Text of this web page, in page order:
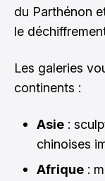
du Parthénon
le
Les galeries
continents :
Asie :
chinoises
Afrique :